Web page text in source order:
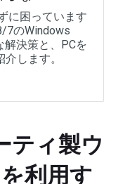
に困っています
7のWindows
解決策と、PCを
します。
ティ製ウ
利用す